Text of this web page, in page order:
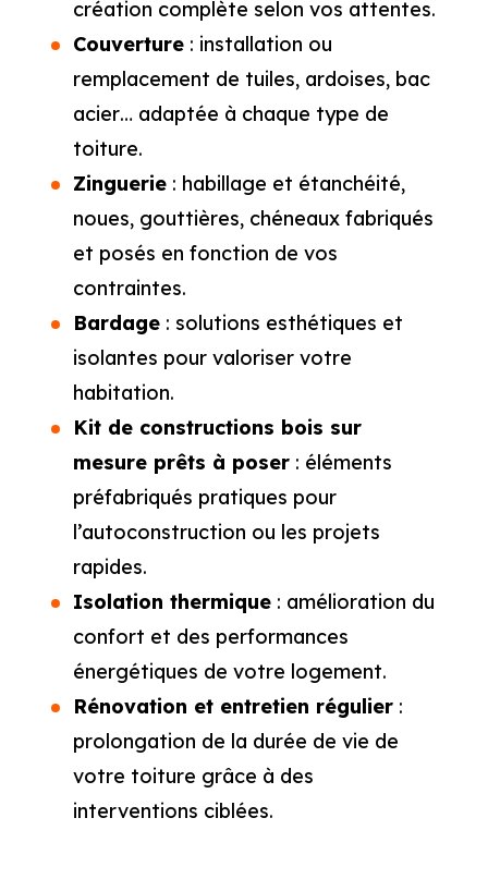
création complète selon vos attentes.
Couverture: installation ou
remplacement de tuiles, ardoises, bac
acier… adaptée à chaque type de
toiture.
Zinguerie: habillage et étanchéité,
noues, gouttières, chéneaux fabriqués
et posés en fonction de vos
contraintes.
Bardage: solutions esthétiques et
isolantes pour valoriser votre
habitation.
Kit de constructions bois sur
mesure prêts à poser: éléments
préfabriqués pratiques pour
l’autoconstruction ou les projets
rapides.
Isolation thermique: amélioration du
confort et des performances
énergétiques de votre logement.
Rénovation et entretien régulier:
prolongation de la durée de vie de
votre toiture grâce à des
interventions ciblées.